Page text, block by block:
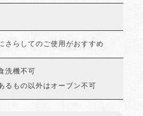
さらしてのご使用がおすすめ
洗機不可
るもの以外はオーブン不可